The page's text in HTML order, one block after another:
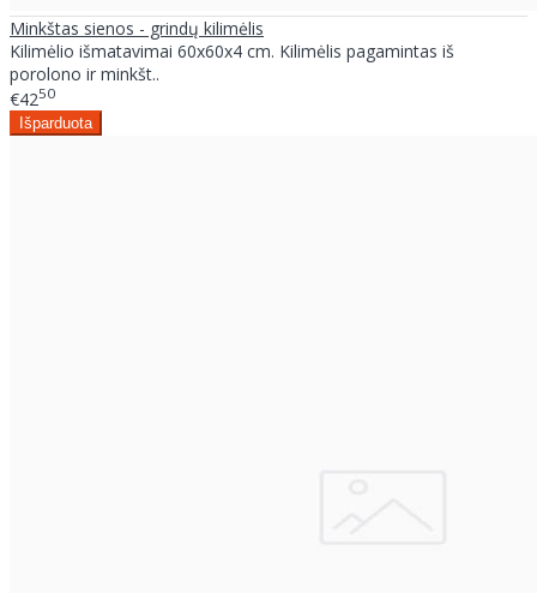
Minkštas sienos - grindų kilimėlis
Kilimėlio išmatavimai 60x60x4 cm. Kilimėlis pagamintas iš
porolono ir minkšt..
€4250